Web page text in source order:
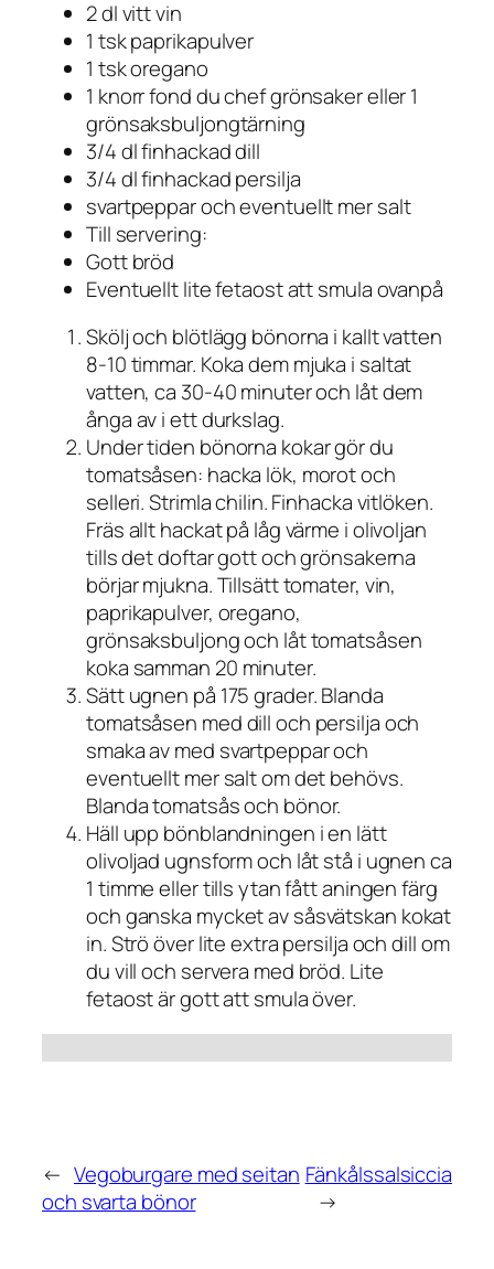
2 dl vitt vin
1 tsk paprikapulver
1 tsk oregano
1 knorr fond du chef grönsaker eller 1
grönsaksbuljongtärning
3/4 dl finhackad dill
3/4 dl finhackad persilja
svartpeppar och eventuellt mer salt
Till servering:
Gott bröd
Eventuellt lite fetaost att smula ovanpå
Skölj och blötlägg bönorna i kallt vatten
8-10 timmar. Koka dem mjuka i saltat
vatten, ca 30-40 minuter och låt dem
ånga av i ett durkslag.
Under tiden bönorna kokar gör du
tomatsåsen: hacka lök, morot och
selleri. Strimla chilin. Finhacka vitlöken.
Fräs allt hackat på låg värme i olivoljan
tills det doftar gott och grönsakerna
börjar mjukna. Tillsätt tomater, vin,
paprikapulver, oregano,
grönsaksbuljong och låt tomatsåsen
koka samman 20 minuter.
Sätt ugnen på 175 grader. Blanda
tomatsåsen med dill och persilja och
smaka av med svartpeppar och
eventuellt mer salt om det behövs.
Blanda tomatsås och bönor.
Häll upp bönblandningen i en lätt
olivoljad ugnsform och låt stå i ugnen ca
1 timme eller tills ytan fått aningen färg
och ganska mycket av såsvätskan kokat
in. Strö över lite extra persilja och dill om
du vill och servera med bröd. Lite
fetaost är gott att smula över.
← Vegoburgare med seitan
och svarta bönor
Fänkålssalsiccia
→